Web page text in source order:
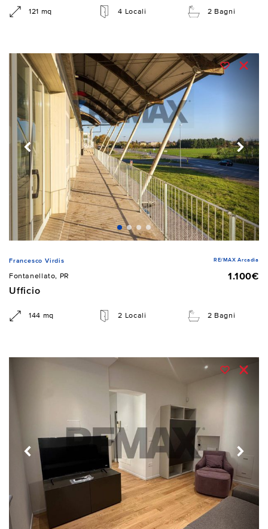
121 mq 4 Locali 2 Bagni
Francesco Virdis RE/MAX Arcadia
Fontanellato, PR
1.100€
Ufficio
144 mq 2 Locali 2 Bagni